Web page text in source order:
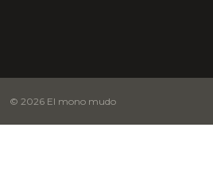
© 2026 El mono mudo